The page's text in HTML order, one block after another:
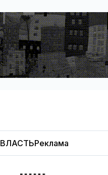
ВЛАСТЬРеклама
МНЕНИЕ